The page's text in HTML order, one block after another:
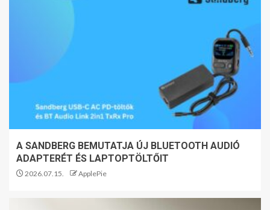
A SANDBERG BEMUTATJA ÚJ BLUETOOTH AUDIÓ
ADAPTERÉT ÉS LAPTOPTÖLTŐIT
2026.07.15. ApplePie